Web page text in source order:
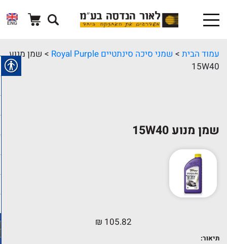
ENG
עמוד הבית > שמני סיכה סינתטיים Royal Purple
> שמן מנוע
15W40
שמן מנוע 15W40
₪ 105.82
תיאור: